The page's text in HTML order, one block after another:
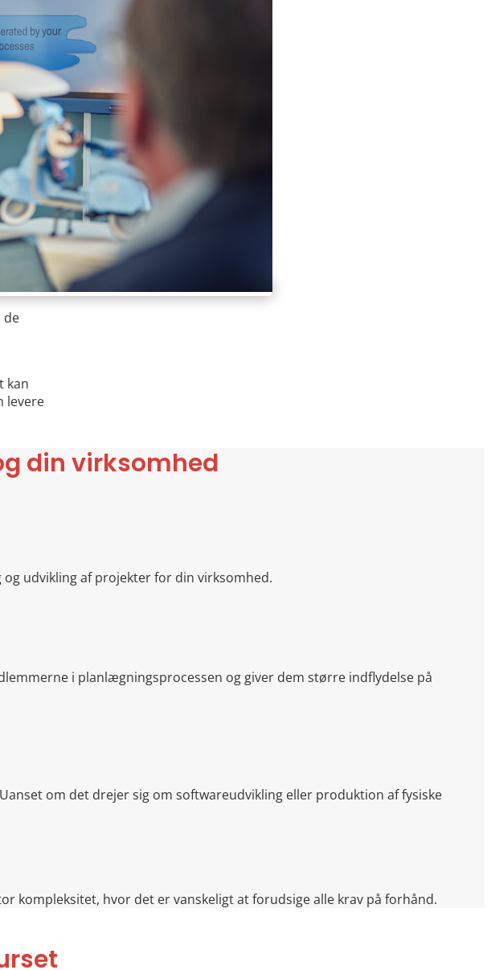
de
kan
levere
din virksomhed
udvikling af projekter for din virksomhed.
i planlægningsprocessen og giver dem større indflydelse på
om det drejer sig om softwareudvikling eller produktion af fysiske
hvor det er vanskeligt at forudsige alle krav på forhånd.